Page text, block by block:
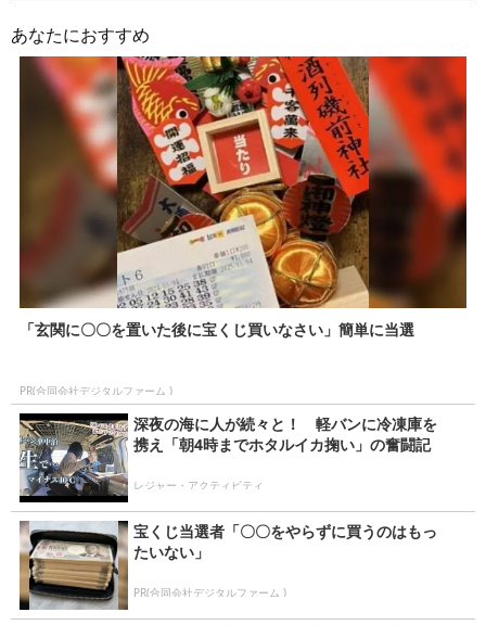
あなたにおすすめ
「玄関に〇〇を置いた後に宝くじ買いなさい」簡単に当選
PR(合同会社デジタルファーム )
深夜の海に人が続々と！ 軽バンに冷凍庫を
携え「朝4時までホタルイカ掬い」の奮闘記
レジャー・アクティビティ
宝くじ当選者「〇〇をやらずに買うのはもっ
たいない」
PR(合同会社デジタルファーム )